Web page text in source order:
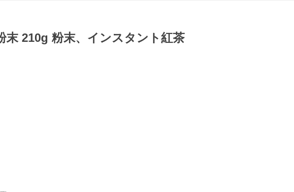
210g 粉末、インスタント紅茶